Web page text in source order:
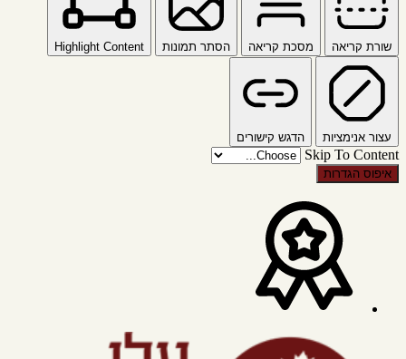
שורת קריאה מסכת קריאה הסתר תמונות Highlight Content
עצור אנימציות הדגש קישורים
Skip To Content
איפוס הגדרות